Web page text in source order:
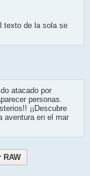
texto de la sola se
atacado por
personas.
¡¡Descubre
aventura en el mar
RAW